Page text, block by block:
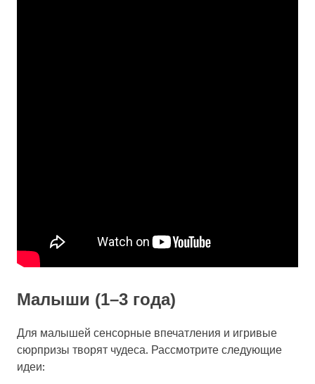
Малыши (1–3 года)
Для малышей сенсорные впечатления и игривые
сюрпризы творят чудеса. Рассмотрите следующие
идеи: